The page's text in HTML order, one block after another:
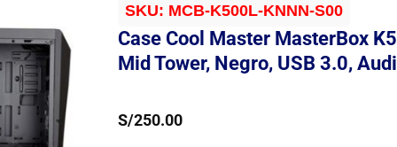
SKU: MCB-K500L-KNNN-S00
Case Cool Master MasterBox
Mid Tower, Negro, USB 3.0,
S/250.00